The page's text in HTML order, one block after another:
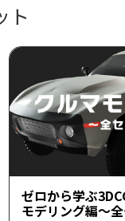
ト
ゼロから学ぶ
モデリング編～